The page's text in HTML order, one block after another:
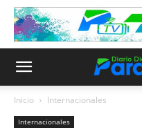
Inicio Internacionales
Internacionales